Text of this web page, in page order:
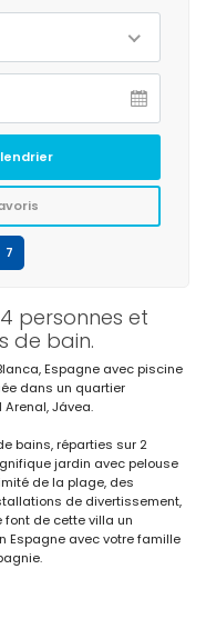
personnes et
de bain.
Espagne avec piscine
dans un quartier
Jávea.
bains, réparties sur 2
jardin avec pelouse
de la plage, des
de divertissement,
font de cette villa un
Espagne avec votre famille
7